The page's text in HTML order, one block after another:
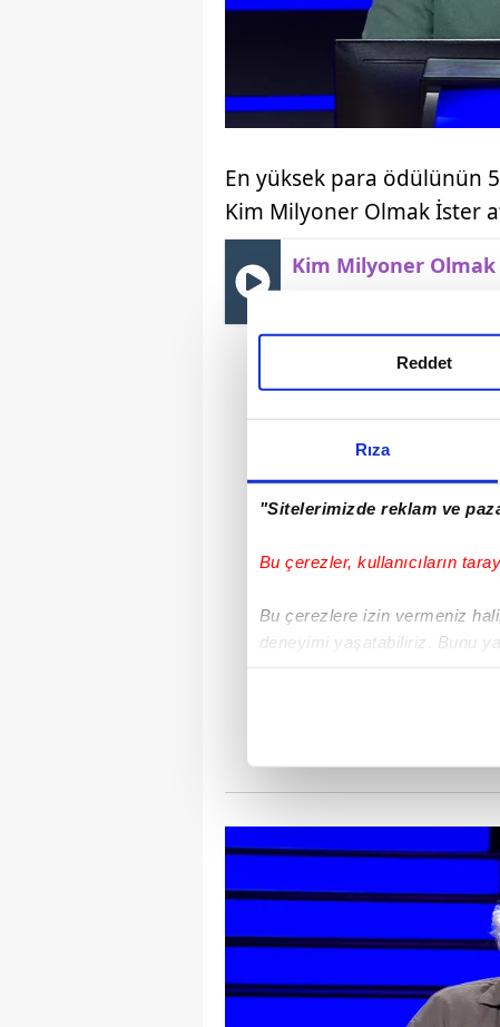
Rıza
"Sitelerimizde reklam ve
Bu çerezler, kullanıcıların
Bu çerezlere izin vermeniz
deneyimi yaşatabiliriz. Bunu
çerezler vasıtasıyla çeşitli
amacıyla kullanılmaktadır.
reklam/pazarlama
Çerezlere ilişkin tercihlerinizi
Çerez
6698 sayılı Kişisel Verilerin
Reddet
En yüksek para ödülünün
Kim Milyoner Olmak İster
Kim Milyoner Olmak